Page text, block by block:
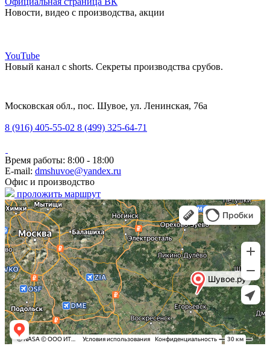
Новости, видео с производства, акции
YouTube
Новый канал с shorts. Секреты производства срубов.
Московская обл., пос. Шувое, ул. Ленинская, 76а
8 (916) 405-55-02 8 (499) 325-64-71
Время работы: 8:00 - 18:00
E-mail: dmshuvoe@yandex.ru
Офис и производство
проложить маршрут